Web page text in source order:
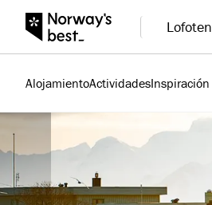
Lofoten
AlojamientoActividadesInspiración